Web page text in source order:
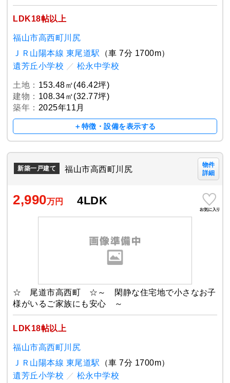
LDK18帖以上
福山市高西町川尻
ＪＲ山陽本線 東尾道駅
（車 7分 1700m）
遺芳丘小学校 ／ 松永中学校
土地： 153.48㎡(46.42坪)
建物： 108.34㎡(32.77坪)
築年： 2025年11月
＋特徴・設備を表示する
新築一戸建て 福山市高西町川尻
物件
詳細
2,990万円 4LDK
☆ 尾道市高西町 ☆～ 閑静な住宅地で小さなお子
様がいるご家族にも安心 ～
LDK18帖以上
福山市高西町川尻
ＪＲ山陽本線 東尾道駅
（車 7分 1700m）
遺芳丘小学校 ／ 松永中学校